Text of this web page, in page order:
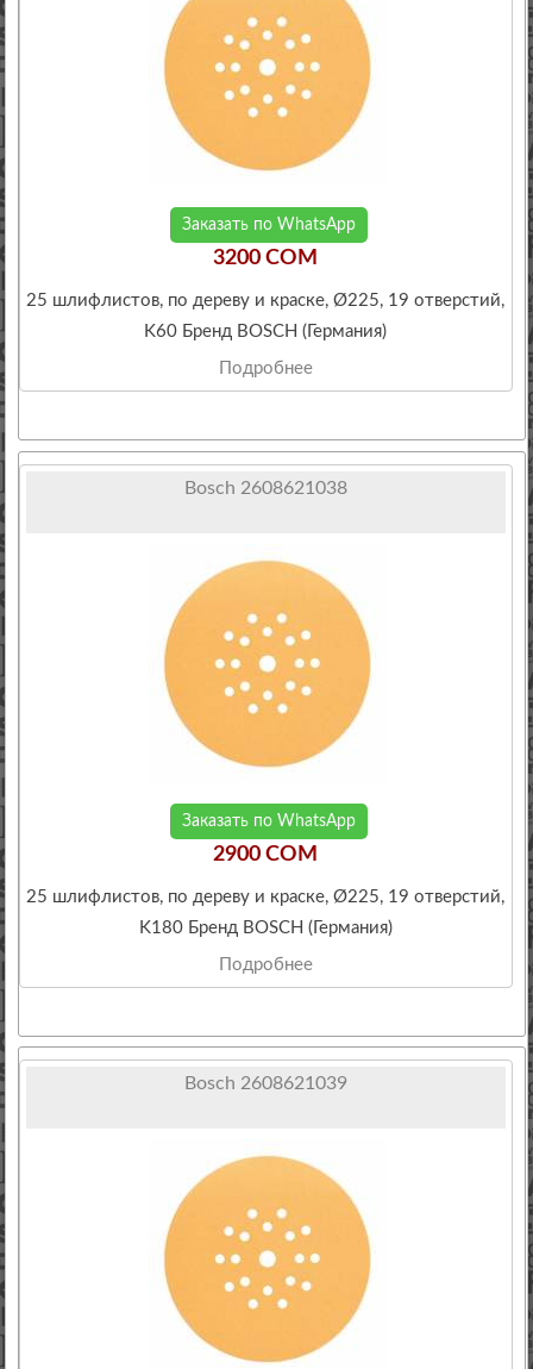
Заказать по WhatsApp
3200 COM
25 шлифлистов, по дереву и краске, Ø225, 19 отверстий,
K60 Бренд BOSCH (Германия)
Подробнее
Bosch 2608621038
Заказать по WhatsApp
2900 COM
25 шлифлистов, по дереву и краске, Ø225, 19 отверстий,
K180 Бренд BOSCH (Германия)
Подробнее
Bosch 2608621039